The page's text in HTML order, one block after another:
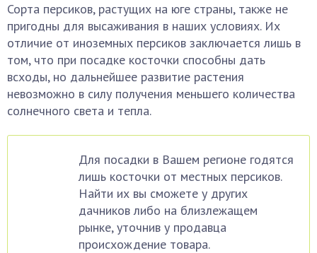
Сорта персиков, растущих на юге страны, также не
пригодны для высаживания в наших условиях. Их
отличие от иноземных персиков заключается лишь в
том, что при посадке косточки способны дать
всходы, но дальнейшее развитие растения
невозможно в силу получения меньшего количества
солнечного света и тепла.
Для посадки в Вашем регионе годятся
лишь косточки от местных персиков.
Найти их вы сможете у других
дачников либо на близлежащем
рынке, уточнив у продавца
происхождение товара.